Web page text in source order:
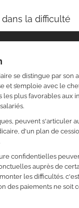
la difficulté
se distingue par son
et s’emploie avec le
les plus favorables aux
peuvent s'articuler
d'un plan de
confidentielles
auprès de
les difficultés.
des paiements ne soit